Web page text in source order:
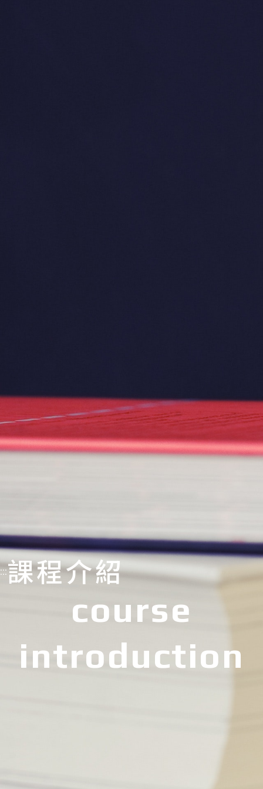
:::課程介紹
course
introduction